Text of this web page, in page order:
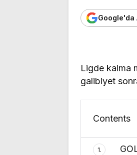
Google'da
Ligde kalma
galibiyet
Contents
1.